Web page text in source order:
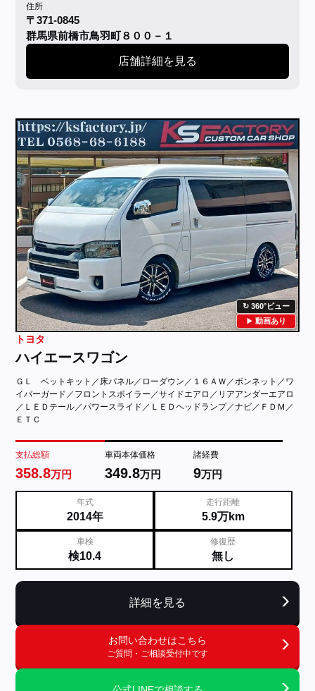
住所
〒371-0845
群馬県前橋市鳥羽町８００－１
店舗詳細を見る
360°ビュー
動画あり
トヨタ
ハイエースワゴン
ＧＬ ベットキット／床パネル／ローダウン／１６ＡＷ／ボンネット／ワ
イパーガード／フロントスポイラー／サイドエアロ／リアアンダーエアロ
／ＬＥＤテール／パワースライド／ＬＥＤヘッドランプ／ナビ／ＦＤＭ／
ＥＴＣ
支払総額
358.8万円
車両本体価格
349.8万円
諸経費
9万円
年式
2014年
走行距離
5.9万km
車検
検10.4
修復歴
無し
詳細を見る
お問い合わせはこちら
ご質問・ご相談受付中です